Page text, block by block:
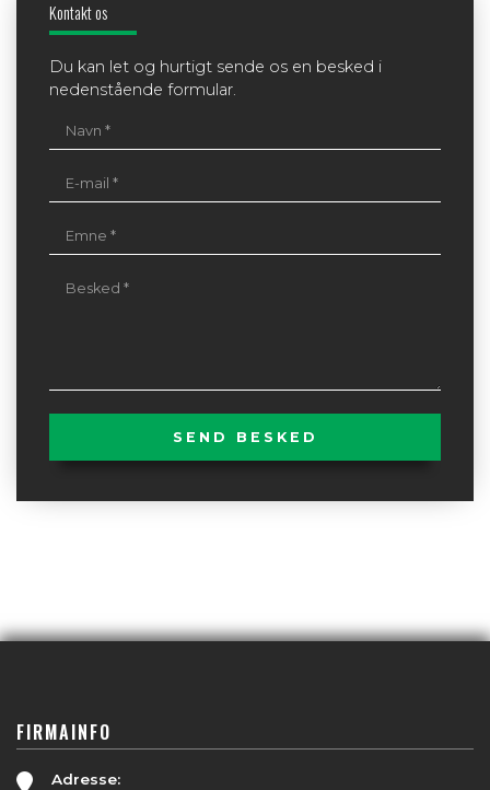
Kontakt os
Du kan let og hurtigt sende os en besked i
nedenstående formular.
FIRMAINFO
Adresse: